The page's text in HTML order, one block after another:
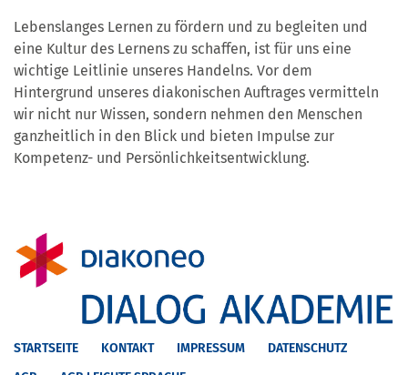
Lebenslanges Lernen zu fördern und zu begleiten und
eine Kultur des Lernens zu schaffen, ist für uns eine
wichtige Leitlinie unseres Handelns. Vor dem
Hintergrund unseres diakonischen Auftrages vermitteln
wir nicht nur Wissen, sondern nehmen den Menschen
ganzheitlich in den Blick und bieten Impulse zur
Kompetenz- und Persönlichkeitsentwicklung.
STARTSEITE KONTAKT IMPRESSUM
DATENSCHUTZ